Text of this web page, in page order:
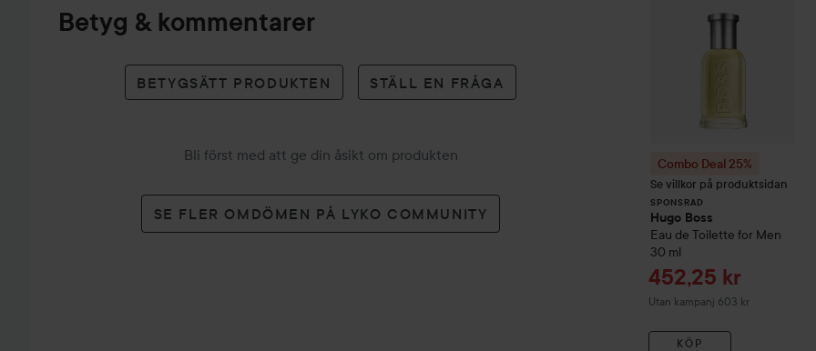
Betyg & kommentarer
BETYGSÄTT PRODUKTEN STÄLL EN FRÅGA
Bli först med att ge din åsikt om produkten
SE FLER OMDÖMEN PÅ LYKO COMMUNITY
Combo Deal 25%
Se villkor på produktsidan
SPONSRAD
Hugo Boss
Eau de Toilette for Men
30 ml
Reapris
452,25 kr
Utan kampanj 603 kr
KÖP